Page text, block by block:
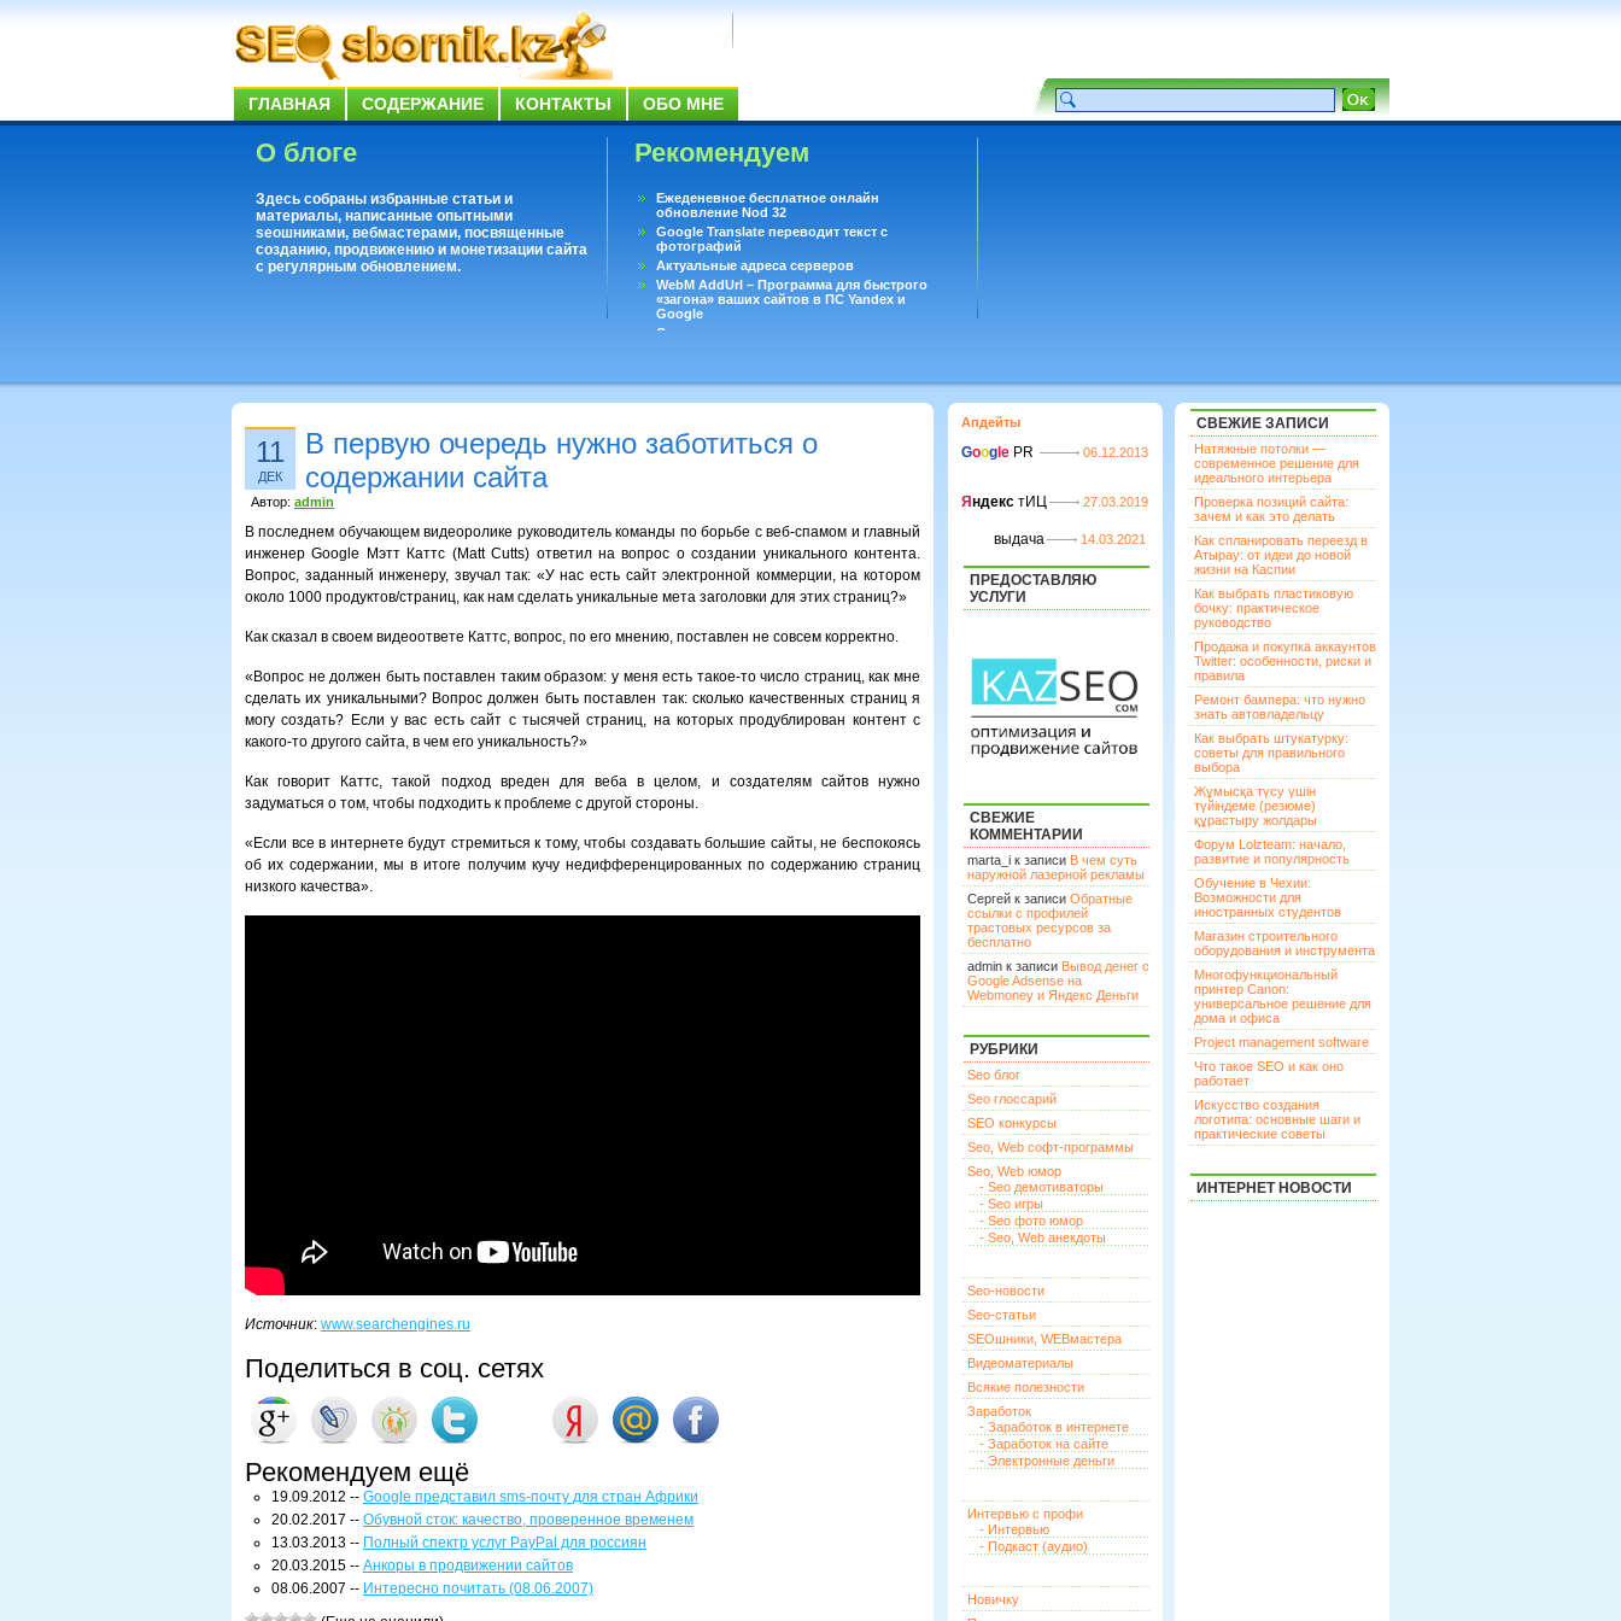
ГЛАВНАЯ СОДЕРЖАНИЕ КОНТАКТЫ ОБО МНЕ
О блоге
Здесь собраны избранные статьи и
материалы, написанные опытными
seoшниками, вебмастерами, посвященные
созданию, продвижению и монетизации сайта
с регулярным обновлением.
Рекомендуем
Ежеденевное бесплатное онлайн
обновление Nod 32
Google Translate переводит текст с
фотографий
Актуальные адреса серверов
WebM AddUrl – Программа для быстрого
«загона» ваших сайтов в ПС Yandex и
Google
Существует вопросы, на которые не может
11
ДЕК
В первую очередь нужно заботиться о
содержании сайта
Автор: admin
В последнем обучающем видеоролике руководитель команды по борьбе с веб-спамом и главный
инженер Google Мэтт Каттс (Matt Cutts) ответил на вопрос о создании уникального контента.
Вопрос, заданный инженеру, звучал так: «У нас есть сайт электронной коммерции, на котором
около 1000 продуктов/страниц, как нам сделать уникальные мета заголовки для этих страниц?»
Как сказал в своем видеоответе Каттс, вопрос, по его мнению, поставлен не совсем корректно.
«Вопрос не должен быть поставлен таким образом: у меня есть такое-то число страниц, как мне
сделать их уникальными? Вопрос должен быть поставлен так: сколько качественных страниц я
могу создать? Если у вас есть сайт с тысячей страниц, на которых продублирован контент с
какого-то другого сайта, в чем его уникальность?»
Как говорит Каттс, такой подход вреден для веба в целом, и создателям сайтов нужно
задуматься о том, чтобы подходить к проблеме с другой стороны.
«Если все в интернете будут стремиться к тому, чтобы создавать большие сайты, не беспокоясь
об их содержании, мы в итоге получим кучу недифференцированных по содержанию страниц
низкого качества».
Источник: www.searchengines.ru
Поделиться в соц. сетях
Рекомендуем ещё
19.09.2012 -- Google представил sms-почту для стран Африки
20.02.2017 -- Обувной сток: качество, проверенное временем
13.03.2013 -- Полный спектр услуг PayPal для россиян
20.03.2015 -- Анкоры в продвижении сайтов
08.06.2007 -- Интересно почитать (08.06.2007)
Апдейты
Goog le PR 06.12.2013
Я ндекс тИЦ 27.03.2019
выдача 14.03.2021
ПРЕДОСТАВЛЯЮ
УСЛУГИ
СВЕЖИЕ
КОММЕНТАРИИ
marta_i к записи В чем суть
наружной лазерной рекламы
Сергей к записи Обратные
ссылки с профилей
трастовых ресурсов за
бесплатно
admin к записи Вывод денег с
Google Adsense на
Webmoney и Яндекс Деньги
РУБРИКИ
Seo блог
Seo глоссарий
SEO конкурсы
Seo, Web софт-программы
Seo, Web юмор
- Seo демотиваторы
- Seo игры
- Seo фото юмор
- Seo, Web анекдоты
Seo-новости
Seo-статьи
SEOшники, WEBмастера
Видеоматериалы
Всякие полезности
Заработок
- Заработок в интернете
- Заработок на сайте
- Электронные деньги
Интервью с профи
- Интервью
- Подкаст (аудио)
Новичку
СВЕЖИЕ ЗАПИСИ
Натяжные потолки —
современное решение для
идеального интерьера
Проверка позиций сайта:
зачем и как это делать
Как спланировать переезд в
Атырау: от идеи до новой
жизни на Каспии
Как выбрать пластиковую
бочку: практическое
руководство
Продажа и покупка аккаунтов
Twitter: особенности, риски и
правила
Ремонт бампера: что нужно
знать автовладельцу
Как выбрать штукатурку:
советы для правильного
выбора
Жұмысқа түсу үшін
түйіндеме (резюме)
құрастыру жолдары
Форум Lolzteam: начало,
развитие и популярность
Обучение в Чехии:
Возможности для
иностранных студентов
Магазин строительного
оборудования и инструмента
Многофункциональный
принтер Canon:
универсальное решение для
дома и офиса
Project management software
Что такое SEO и как оно
работает
Искусство создания
логотипа: основные шаги и
практические советы
ИНТЕРНЕТ НОВОСТИ